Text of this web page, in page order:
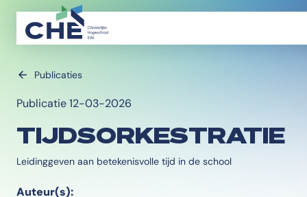
Publicaties
Publicatie 12-03-2026
TIJDSORKESTRATIE
Leidinggeven aan betekenisvolle tijd in de school
Auteur(s):